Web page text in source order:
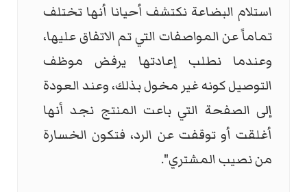
استلام البضاعة نكتشف أحيانا أنها تختلف
تماماً عن المواصفات التي تم الاتفاق عليها،
وعندما نطلب إعادتها يرفض موظف
التوصيل كونه غير مخول بذلك، وعند العودة
إلى الصفحة التي باعت المنتج نجد أنها
أغلقت أو توقفت عن الرد، فتكون الخسارة
من نصيب المشتري".